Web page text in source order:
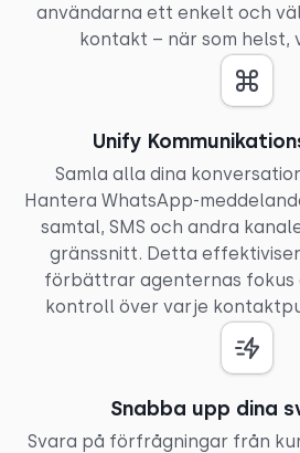
användarna ett enkelt och
kontakt – när som helst,
Unify
Samla alla dina
Hantera WhatsApp-
samtal, SMS och andra
gränssnitt. Detta
förbättrar agenternas fokus
kontroll över varje
Snabba upp dina
Svara på förfrågningar från